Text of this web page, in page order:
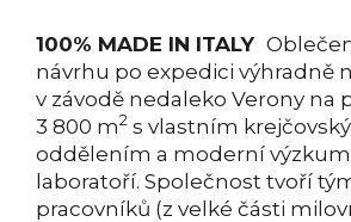
100% MADE IN ITALY
návrhu po expedici výhradně
v závodě nedaleko Verony na
3 800 m2 s vlastním
oddělením a moderní
laboratoří. Společnost tvoří
pracovníků (z velké části